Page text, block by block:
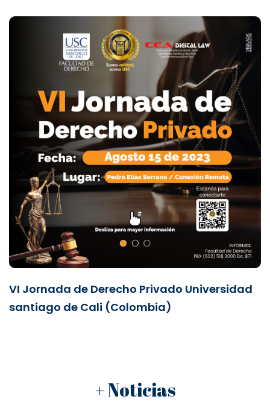
VI Jornada de Derecho Privado Universidad
santiago de Cali (Colombia)
+ Noticias